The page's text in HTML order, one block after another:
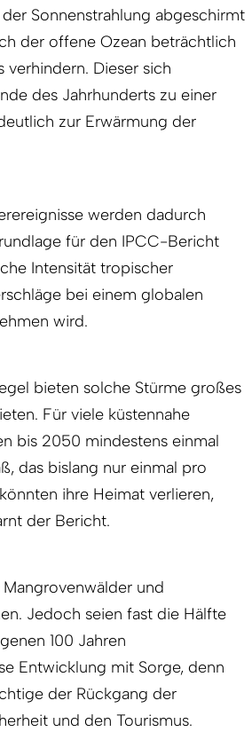
Sonnenstrahlung abgeschirmt
der offene Ozean beträchtlich
Dieser sich
des Jahrhunderts zu einer
zur Erwärmung der
werden dadurch
für den IPCC-Bericht
Intensität tropischer
bei einem globalen
wird.
bieten solche Stürme großes
Für viele küstennahe
bis 2050 mindestens einmal
das bislang nur einmal pro
ihre Heimat verlieren,
der Bericht.
und
Jedoch seien fast die Hälfte
100 Jahren
Entwicklung mit Sorge, denn
der Rückgang der
und den Tourismus.